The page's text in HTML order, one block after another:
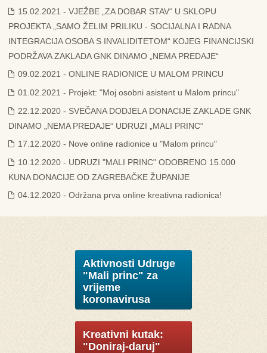
15.02.2021 - VJEŽBE „ZA DOBAR STAV“ U SKLOPU
PROJEKTA „SAMO ŽELIM PRILIKU - SOCIJALNA I RADNA
INTEGRACIJA OSOBA S INVALIDITETOM“ KOJEG FINANCIJSKI
PODRŽAVA ZAKLADA GNK DINAMO „NEMA PREDAJE“
09.02.2021 - ONLINE RADIONICE U MALOM PRINCU
01.02.2021 - Projekt: "Moj osobni asistent u Malom princu"
22.12.2020 - SVEČANA DODJELA DONACIJE ZAKLADE GNK
DINAMO „NEMA PREDAJE“ UDRUZI „MALI PRINC“
17.12.2020 - Nove online radionice u "Malom princu"
10.12.2020 - UDRUZI "MALI PRINC" ODOBRENO 15.000
KUNA DONACIJE OD ZAGREBAČKE ŽUPANIJE
04.12.2020 - Održana prva online kreativna radionica!
Aktivnosti Udruge
"Mali princ" za
vrijeme
koronavirusa
Kreativni kutak:
"Doniraj-daruj"